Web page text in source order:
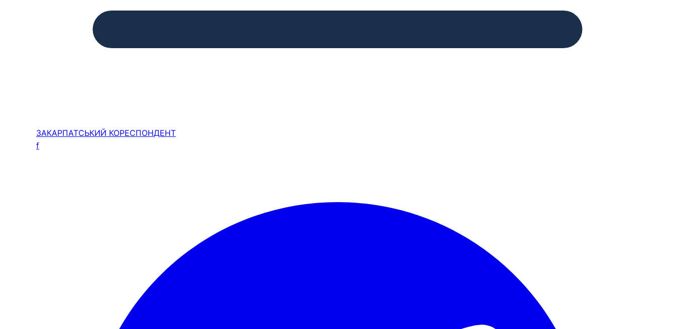
ЗАКАРПАТСЬКИЙ КОРЕСПОНДЕНТ
f